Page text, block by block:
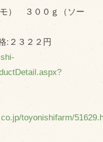
） ３００ｇ（ソー
:２３２２円
toyonishifarm/